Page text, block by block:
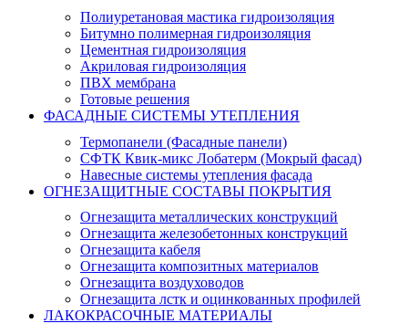
Полиуретановая мастика гидроизоляция
Битумно полимерная гидроизоляция
Цементная гидроизоляция
Акриловая гидроизоляция
ПВХ мембрана
Готовые решения
ФАСАДНЫЕ СИСТЕМЫ УТЕПЛЕНИЯ
Термопанели (Фасадные панели)
СФТК Квик-микс Лобатерм (Мокрый фасад)
Навесные системы утепления фасада
ОГНЕЗАЩИТНЫЕ СОСТАВЫ ПОКРЫТИЯ
Огнезащита металлических конструкций
Огнезащита железобетонных конструкций
Огнезащита кабеля
Огнезащита композитных материалов
Огнезащита воздуховодов
Огнезащита лстк и оцинкованных профилей
ЛАКОКРАСОЧНЫЕ МАТЕРИАЛЫ